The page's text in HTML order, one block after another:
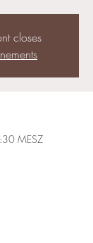
closes
MESZ